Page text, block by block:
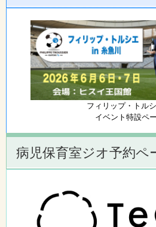
フィリップ・トル
イベント特設ペ
病児保育室ジオ予約ペ